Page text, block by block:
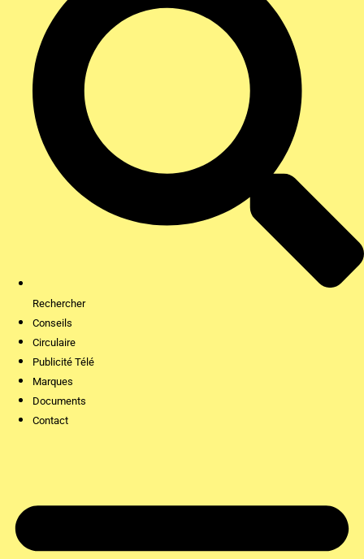
Rechercher
Conseils
Circulaire
Publicité Télé
Marques
Documents
Contact